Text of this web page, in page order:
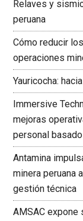
Relaves y
peruana
Cómo reducir
operaciones
Yauricocha:
Immersive
mejoras
personal
Antamina
minera peruana
gestión técnica
AMSAC expone